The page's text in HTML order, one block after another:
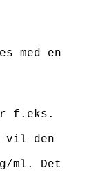
med en
f.eks.
vil den
ml. Det